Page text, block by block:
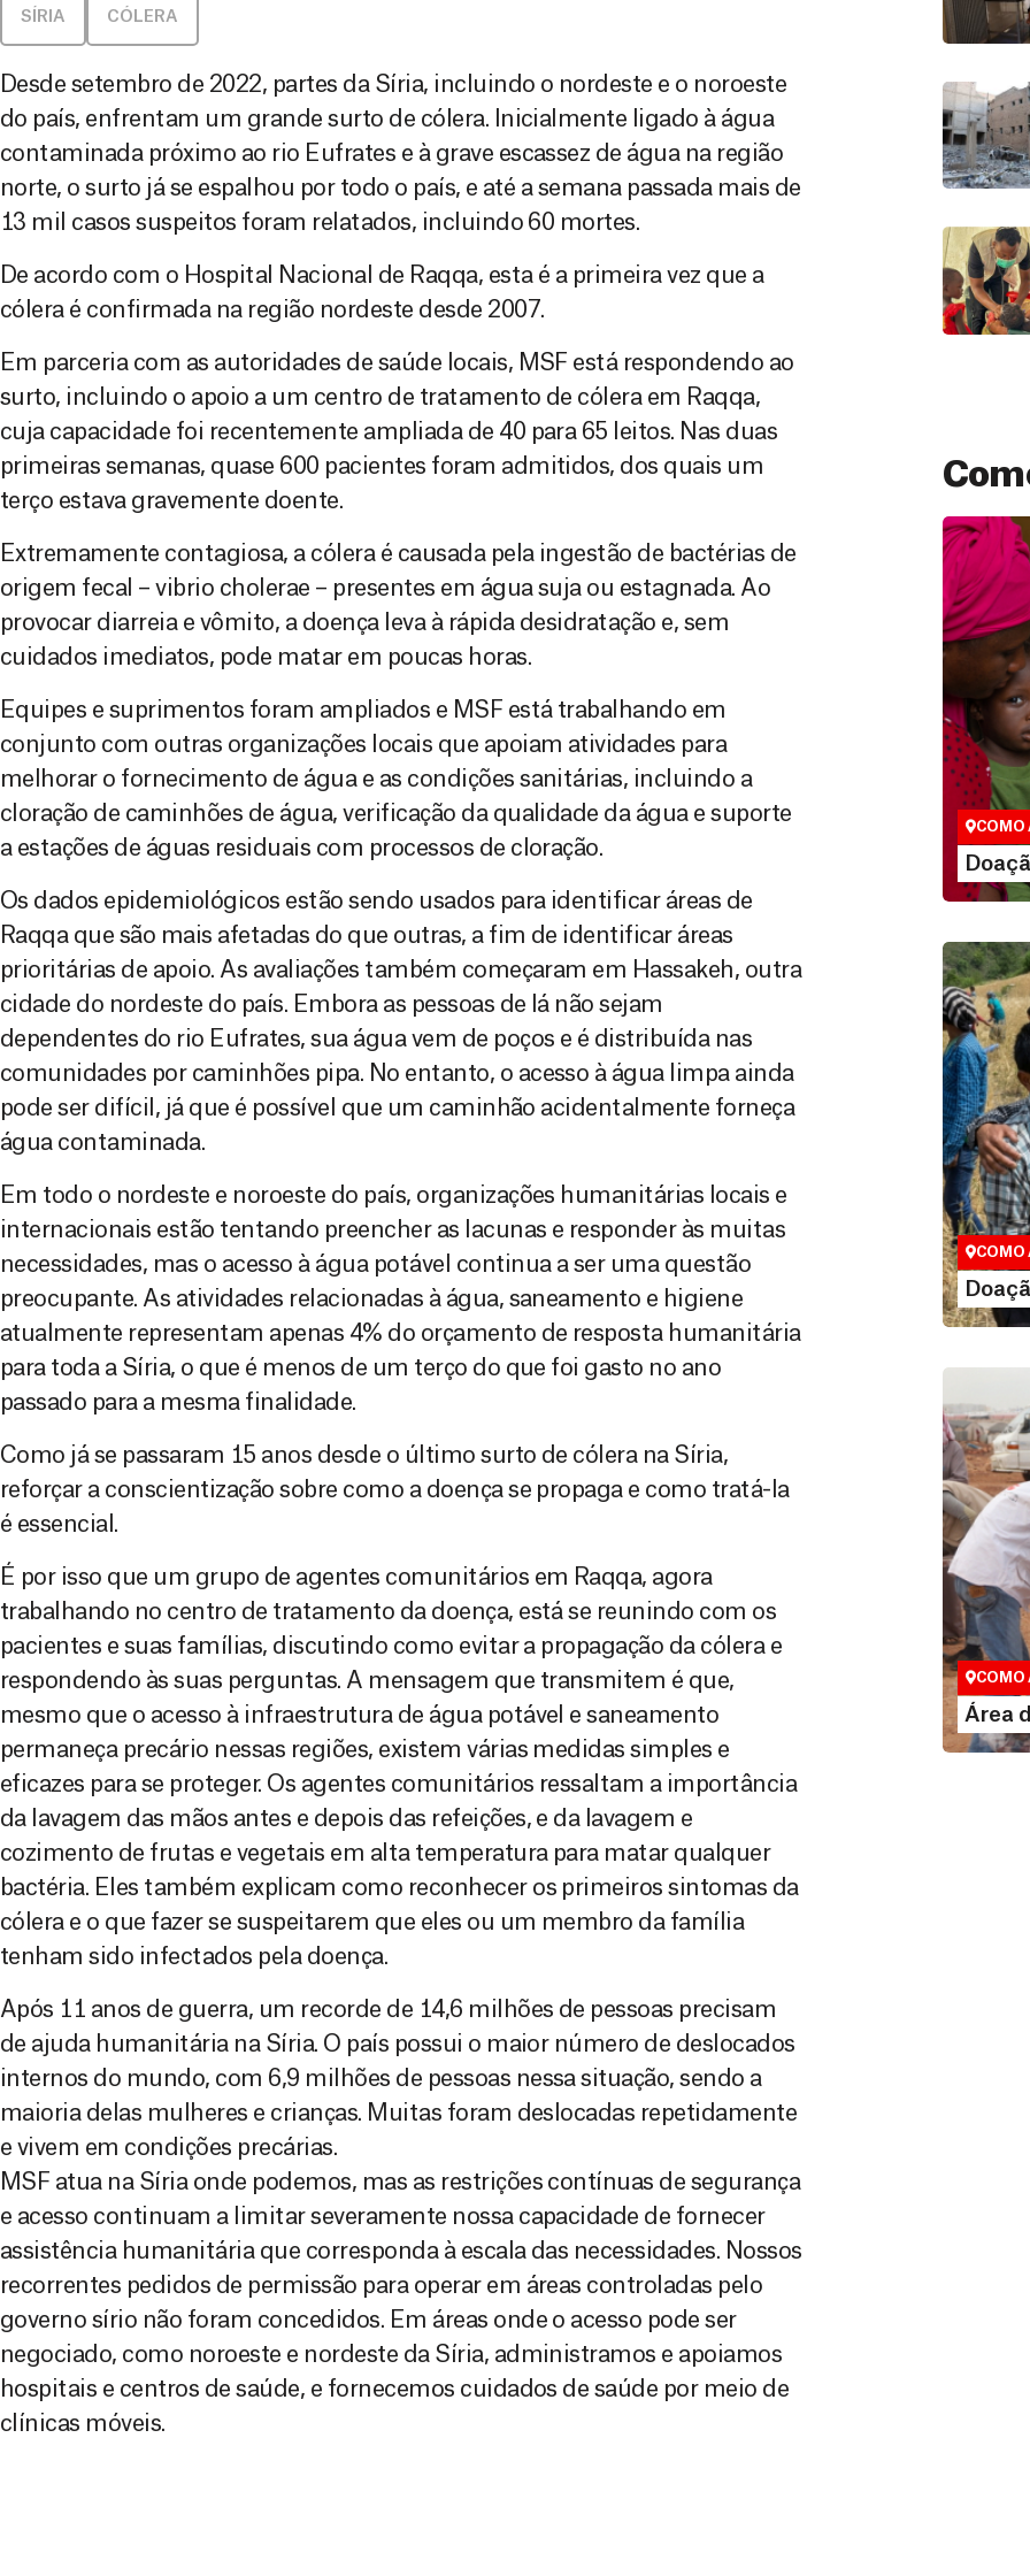
SÍRIA CÓLERA
Desde setembro de 2022, partes da Síria, incluindo o nordeste e o noroeste
do país, enfrentam um grande surto de cólera. Inicialmente ligado à água
contaminada próximo ao rio Eufrates e à grave escassez de água na região
norte, o surto já se espalhou por todo o país, e até a semana passada mais de
13 mil casos suspeitos foram relatados, incluindo 60 mortes.
De acordo com o Hospital Nacional de Raqqa, esta é a primeira vez que a
cólera é confirmada na região nordeste desde 2007.
Em parceria com as autoridades de saúde locais, MSF está respondendo ao
surto, incluindo o apoio a um centro de tratamento de cólera em Raqqa,
cuja capacidade foi recentemente ampliada de 40 para 65 leitos. Nas duas
primeiras semanas, quase 600 pacientes foram admitidos, dos quais um
terço estava gravemente doente.
Extremamente contagiosa, a cólera é causada pela ingestão de bactérias de
origem fecal – vibrio cholerae – presentes em água suja ou estagnada. Ao
provocar diarreia e vômito, a doença leva à rápida desidratação e, sem
cuidados imediatos, pode matar em poucas horas.
Equipes e suprimentos foram ampliados e MSF está trabalhando em
conjunto com outras organizações locais que apoiam atividades para
melhorar o fornecimento de água e as condições sanitárias, incluindo a
cloração de caminhões de água, verificação da qualidade da água e suporte
a estações de águas residuais com processos de cloração.
Os dados epidemiológicos estão sendo usados para identificar áreas de
Raqqa que são mais afetadas do que outras, a fim de identificar áreas
prioritárias de apoio. As avaliações também começaram em Hassakeh, outra
cidade do nordeste do país. Embora as pessoas de lá não sejam
dependentes do rio Eufrates, sua água vem de poços e é distribuída nas
comunidades por caminhões pipa. No entanto, o acesso à água limpa ainda
pode ser difícil, já que é possível que um caminhão acidentalmente forneça
água contaminada.
Em todo o nordeste e noroeste do país, organizações humanitárias locais e
internacionais estão tentando preencher as lacunas e responder às muitas
necessidades, mas o acesso à água potável continua a ser uma questão
preocupante. As atividades relacionadas à água, saneamento e higiene
atualmente representam apenas 4% do orçamento de resposta humanitária
para toda a Síria, o que é menos de um terço do que foi gasto no ano
passado para a mesma finalidade.
Como já se passaram 15 anos desde o último surto de cólera na Síria,
reforçar a conscientização sobre como a doença se propaga e como tratá-la
é essencial.
É por isso que um grupo de agentes comunitários em Raqqa, agora
trabalhando no centro de tratamento da doença, está se reunindo com os
pacientes e suas famílias, discutindo como evitar a propagação da cólera e
respondendo às suas perguntas. A mensagem que transmitem é que,
mesmo que o acesso à infraestrutura de água potável e saneamento
permaneça precário nessas regiões, existem várias medidas simples e
eficazes para se proteger. Os agentes comunitários ressaltam a importância
da lavagem das mãos antes e depois das refeições, e da lavagem e
cozimento de frutas e vegetais em alta temperatura para matar qualquer
bactéria. Eles também explicam como reconhecer os primeiros sintomas da
cólera e o que fazer se suspeitarem que eles ou um membro da família
tenham sido infectados pela doença.
Após 11 anos de guerra, um recorde de 14,6 milhões de pessoas precisam
de ajuda humanitária na Síria. O país possui o maior número de deslocados
internos do mundo, com 6,9 milhões de pessoas nessa situação, sendo a
maioria delas mulheres e crianças. Muitas foram deslocadas repetidamente
e vivem em condições precárias.
MSF atua na Síria onde podemos, mas as restrições contínuas de segurança
e acesso continuam a limitar severamente nossa capacidade de fornecer
assistência humanitária que corresponda à escala das necessidades. Nossos
recorrentes pedidos de permissão para operar em áreas controladas pelo
governo sírio não foram concedidos. Em áreas onde o acesso pode ser
negociado, como noroeste e nordeste da Síria, administramos e apoiamos
hospitais e centros de saúde, e fornecemos cuidados de saúde por meio de
clínicas móveis.
Doação
São as
que nos
vidas em
COMO
Você
maneiras,
valor que
COMO
Área
Espaço
COMO
Área